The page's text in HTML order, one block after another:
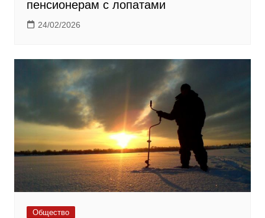
пенсионерам с лопатами
24/02/2026
Общество